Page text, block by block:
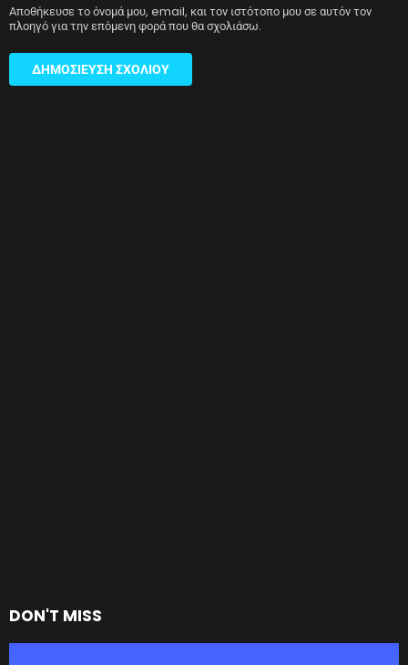
Αποθήκευσε το όνομά μου, email, και τον ιστότοπο μου σε αυτόν τον
πλοηγό για την επόμενη φορά που θα σχολιάσω.
DON'T MISS